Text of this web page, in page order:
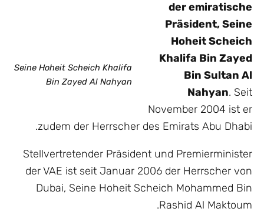
Seine Hoheit Scheich Khalifa
Bin Zayed Al Nahyan
der emiratische
Präsident, Seine
Hoheit Scheich
Khalifa Bin Zayed
Bin Sultan Al
Nahyan. Seit
November 2004 ist er
zudem der Herrscher des Emirats Abu Dhabi.
Stellvertretender Präsident und Premierminister
der VAE ist seit Januar 2006 der Herrscher von
Dubai, Seine Hoheit Scheich Mohammed Bin
Rashid Al Maktoum.